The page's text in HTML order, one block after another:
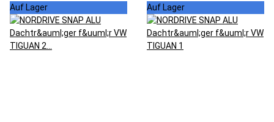
Auf Lager
Auf Lager